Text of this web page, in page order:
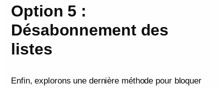
Option 5 :
Désabonnement des
listes
Enfin, explorons une dernière méthode pour bloquer